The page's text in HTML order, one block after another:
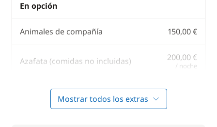
En opción
Animales de compañía 150,00 €
Azafata (comidas no incluidas) 200,00 €
/ noche
Cocinero (comidas no incluidas)
Mostrar todos los extras